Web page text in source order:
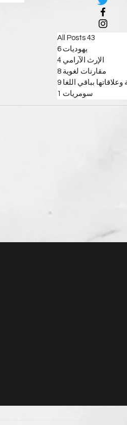
All Posts 43
يهوديات 6
الإرث الآرامي 4
مقارنات لغوية 8
وعلاقاتها بباقي اللغا 9
سومريات 1